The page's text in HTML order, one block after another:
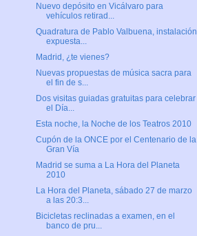
Nuevo depósito en Vicálvaro para
vehículos retirad...
Quadratura de Pablo Valbuena, instalación
expuesta...
Madrid, ¿te vienes?
Nuevas propuestas de música sacra para
el fin de s...
Dos visitas guiadas gratuitas para celebrar
el Día...
Esta noche, la Noche de los Teatros 2010
Cupón de la ONCE por el Centenario de la
Gran Vía
Madrid se suma a La Hora del Planeta
2010
La Hora del Planeta, sábado 27 de marzo
a las 20:3...
Bicicletas reclinadas a examen, en el
banco de pru...